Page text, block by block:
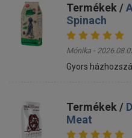
Termékek /
Spinach
Mónika -
Gyors
Termékek /
Meat